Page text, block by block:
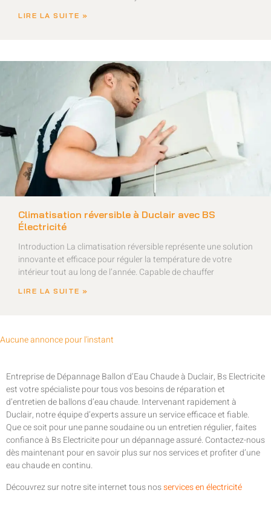
LIRE LA SUITE »
Climatisation réversible à Duclair avec BS
Électricité
Introduction La climatisation réversible représente une solution
innovante et efficace pour réguler la température de votre
intérieur tout au long de l’année. Capable de chauffer
LIRE LA SUITE »
Aucune annonce pour l'instant
Entreprise de Dépannage Ballon d’Eau Chaude à Duclair, Bs Electricite
est votre spécialiste pour tous vos besoins de réparation et
d’entretien de ballons d’eau chaude. Intervenant rapidement à
Duclair, notre équipe d’experts assure un service efficace et fiable.
Que ce soit pour une panne soudaine ou un entretien régulier, faites
confiance à Bs Electricite pour un dépannage assuré. Contactez-nous
dès maintenant pour en savoir plus sur nos services et profiter d’une
eau chaude en continu.
Découvrez sur notre site internet tous nosservices en électricité